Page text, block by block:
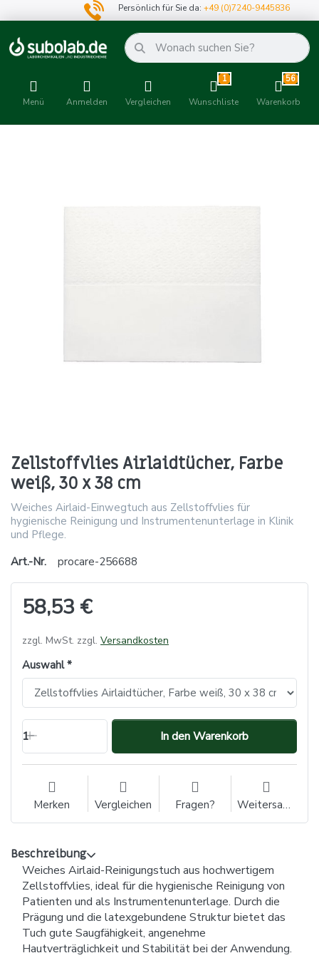
Persönlich für Sie da:+49 (0)7240-9445836
Menü Anmelden Vergleichen
1
Wunschliste
56
Warenkorb
Zellstoffvlies Airlaidtücher, Farbe
weiß, 30 x 38 cm
Weiches Airlaid-Einwegtuch aus Zellstoffvlies für
hygienische Reinigung und Instrumentenunterlage in Klinik
und Pflege.
Art.-Nr.
procare-256688
58,53 €
zzgl. MwSt. zzgl. Versandkosten
Auswahl
1 In den Warenkorb
Merken Vergleichen Fragen? Weitersagen
Beschreibung
Weiches Airlaid-Reinigungstuch aus hochwertigem
Zellstoffvlies, ideal für die hygienische Reinigung von
Patienten und als Instrumentenunterlage. Durch die
Prägung und die latexgebundene Struktur bietet das
Tuch gute Saugfähigkeit, angenehme
Hautverträglichkeit und Stabilität bei der Anwendung.